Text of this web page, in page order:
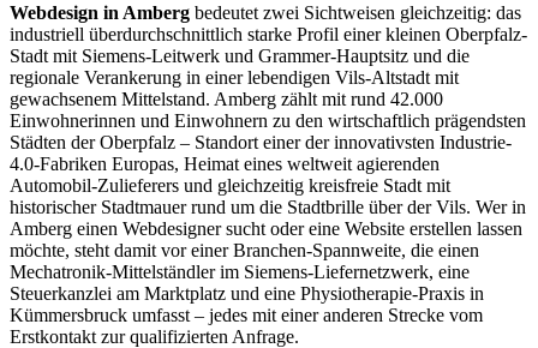
Webdesign in Amberg bedeutet zwei Sichtweisen gleichzeitig: das
industriell überdurchschnittlich starke Profil einer kleinen Oberpfalz-
Stadt mit Siemens-Leitwerk und Grammer-Hauptsitz und die
regionale Verankerung in einer lebendigen Vils-Altstadt mit
gewachsenem Mittelstand. Amberg zählt mit rund 42.000
Einwohnerinnen und Einwohnern zu den wirtschaftlich prägendsten
Städten der Oberpfalz – Standort einer der innovativsten Industrie-
4.0-Fabriken Europas, Heimat eines weltweit agierenden
Automobil-Zulieferers und gleichzeitig kreisfreie Stadt mit
historischer Stadtmauer rund um die Stadtbrille über der Vils. Wer in
Amberg einen Webdesigner sucht oder eine Website erstellen lassen
möchte, steht damit vor einer Branchen-Spannweite, die einen
Mechatronik-Mittelständler im Siemens-Liefernetzwerk, eine
Steuerkanzlei am Marktplatz und eine Physiotherapie-Praxis in
Kümmersbruck umfasst – jedes mit einer anderen Strecke vom
Erstkontakt zur qualifizierten Anfrage.